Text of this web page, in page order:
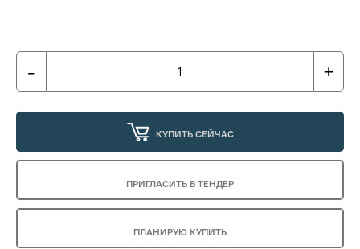
- +
КУПИТЬ СЕЙЧАС
ПРИГЛАСИТЬ В ТЕНДЕР
ПЛАНИРУЮ КУПИТЬ